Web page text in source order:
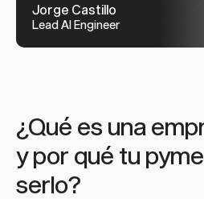
Jorge Castillo
Lead AI Engineer
¿Qué es una
y por qué tu
serlo?